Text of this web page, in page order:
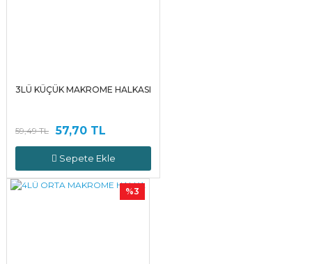
3LÜ KÜÇÜK MAKROME HALKASI
59,49 TL 57,70 TL
Sepete Ekle
%3